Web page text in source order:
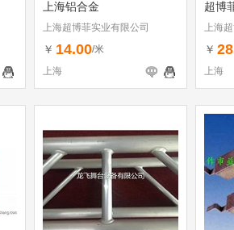
上海铝合金
上海超博菲实业有限公司
￥ 14.00/米
上海
超博
上海
￥
上海